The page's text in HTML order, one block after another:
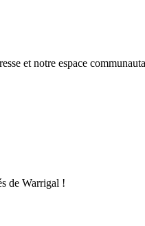
et notre espace
de Warrigal !